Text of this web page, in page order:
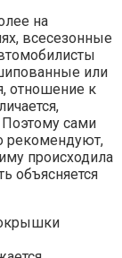
на
всесезонные
или
отношение к
Поэтому сами
рекомендуют,
происходила
объясняется